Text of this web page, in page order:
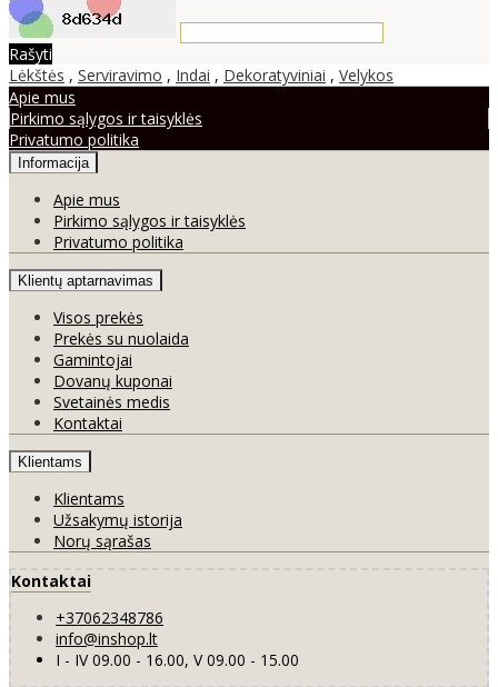
Rašyti
Lėkštės , Serviravimo , Indai , Dekoratyviniai , Velykos
Apie mus
Pirkimo sąlygos ir taisyklės
Privatumo politika
Informacija
Apie mus
Pirkimo sąlygos ir taisyklės
Privatumo politika
Klientų aptarnavimas
Visos prekės
Prekės su nuolaida
Gamintojai
Dovanų kuponai
Svetainės medis
Kontaktai
Klientams
Klientams
Užsakymų istorija
Norų sąrašas
Kontaktai
+37062348786
info@inshop.lt
I - IV 09.00 - 16.00, V 09.00 - 15.00